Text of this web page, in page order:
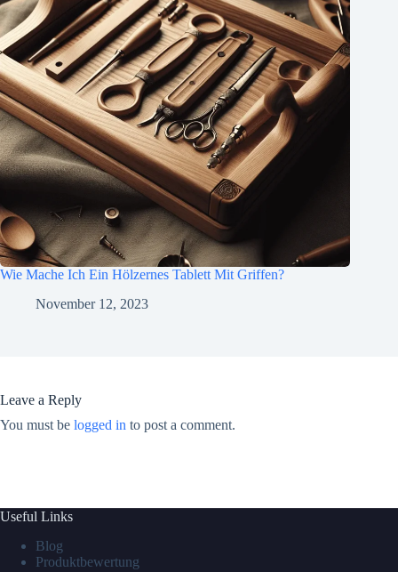
Wie Mache Ich Ein Hölzernes Tablett Mit Griffen?
November 12, 2023
Leave a Reply
You must be logged in to post a comment.
Useful Links
Blog
Produktbewertung